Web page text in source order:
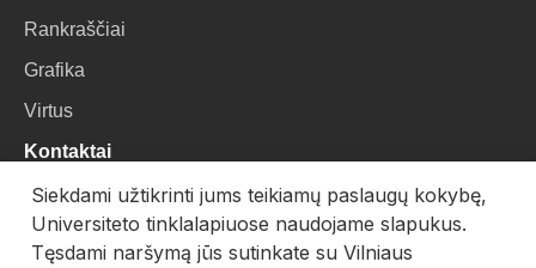
Rankraščiai
Grafika
Virtus
Kontaktai
VU Biblioteka
Universiteto g. 3, LT-01122, Vilnius
Siekdami užtikrinti jums teikiamų paslaugų kokybę,
Universiteto tinklalapiuose naudojame slapukus.
Tęsdami naršymą jūs sutinkate su Vilniaus